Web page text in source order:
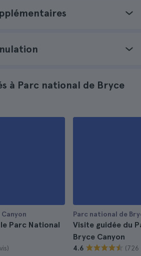
à Parc national de Bryce
Parc National
Parc national de
Visite guidée du
Bryce Canyon
4.6 (726